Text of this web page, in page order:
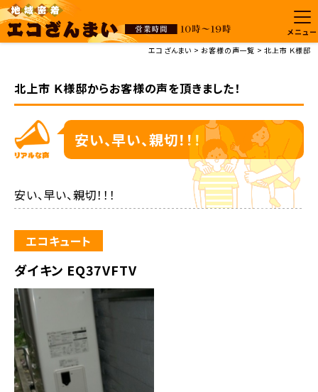
メニュー
エコざんまい
お客様の声一覧 北上市 Ｋ様邸
北上市 Ｋ様邸からお客様の声を頂きました！
安い、早い、親切！！！
安い、早い、親切！！！
エコキュート
ダイキン EQ37VFTV